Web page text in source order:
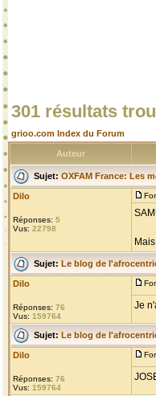
301 résultats
grioo.com Index du Forum
Auteur
Sujet: OXFAM France: Les
Dilo
Réponses: 5
Vus: 22798
Sujet: Le blog de
Dilo
Réponses: 76
Vus: 159764
Je
Sujet: Le blog de
Dilo
Réponses: 76
Vus: 159764